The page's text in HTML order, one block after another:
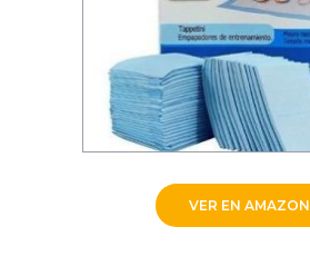
VER EN AMAZON